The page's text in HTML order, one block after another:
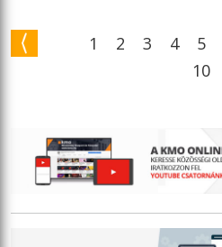
1 2 3 4 5
10